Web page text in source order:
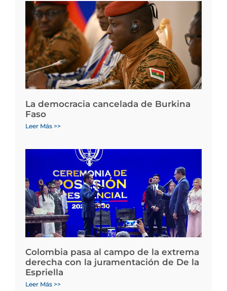
La democracia cancelada de Burkina
Faso
Leer Más >>
Colombia pasa al campo de la extrema
derecha con la juramentación de De la
Espriella
Leer Más >>